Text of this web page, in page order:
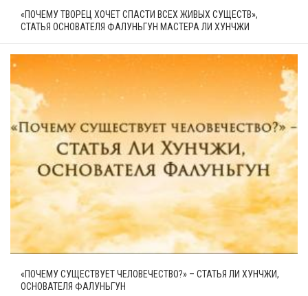
«ПОЧЕМУ ТВОРЕЦ ХОЧЕТ СПАСТИ ВСЕХ ЖИВЫХ СУЩЕСТВ»,
СТАТЬЯ ОСНОВАТЕЛЯ ФАЛУНЬГУН МАСТЕРА ЛИ ХУНЧЖИ
«ПОЧЕМУ СУЩЕСТВУЕТ ЧЕЛОВЕЧЕСТВО?» – СТАТЬЯ ЛИ ХУНЧЖИ,
ОСНОВАТЕЛЯ ФАЛУНЬГУН